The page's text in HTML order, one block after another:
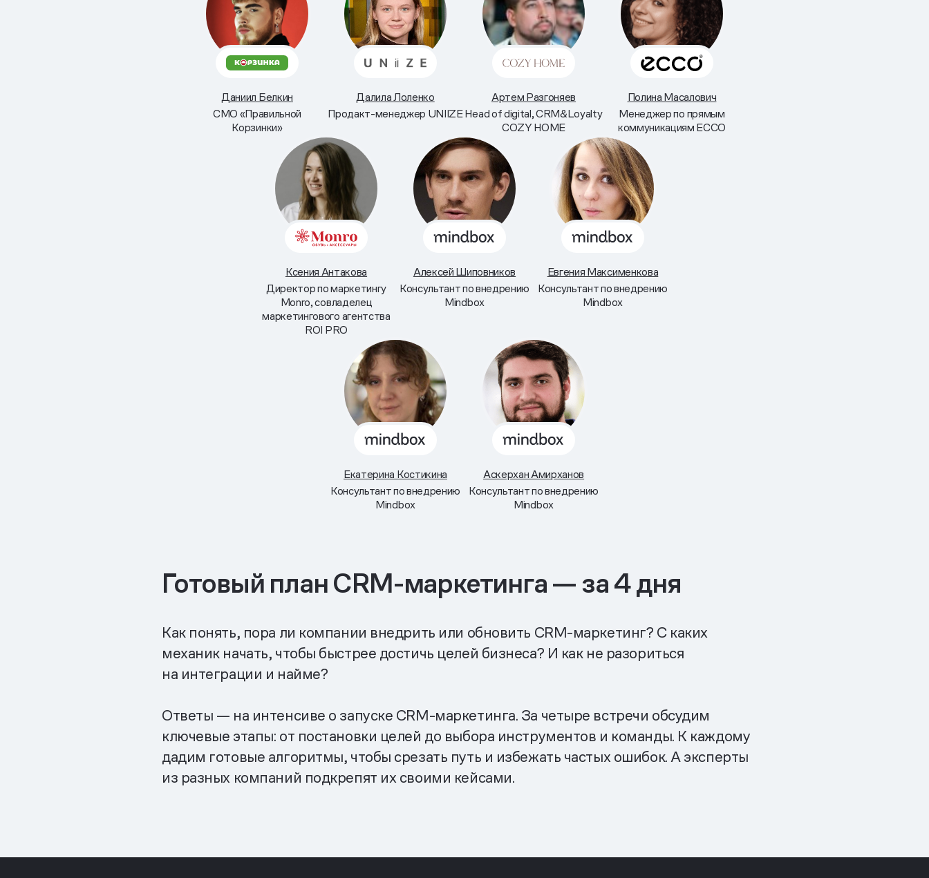
Даниил Белкин
СМО «Правильной
Корзинки»
Далила Лоленко
Продакт-менеджер UNIIZE
Артем Разгоняев
Head of digital, CRM&Loyalty
COZY HOME
Полина Масалович
Менеджер по прямым
коммуникациям ECCO
Ксения Антакова
Директор по маркетингу
Monro, совладелец
маркетингового агентства
ROI PRO
Алексей Шиповников
Консультант по внедрению
Mindbox
Евгения Максименкова
Консультант по внедрению
Mindbox
Екатерина Костикина
Консультант по внедрению
Mindbox
Аскерхан Амирханов
Консультант по внедрению
Mindbox
Готовый план CRM-маркетинга — за 4 дня
Как понять, пора ли компании внедрить или обновить CRM-маркетинг? С каких
механик начать, чтобы быстрее достичь целей бизнеса? И как не разориться
на интеграции и найме?
Ответы — на интенсиве о запуске CRM-маркетинга. За четыре встречи обсудим
ключевые этапы: от постановки целей до выбора инструментов и команды. К каждому
дадим готовые алгоритмы, чтобы срезать путь и избежать частых ошибок. А эксперты
из разных компаний подкрепят их своими кейсами.